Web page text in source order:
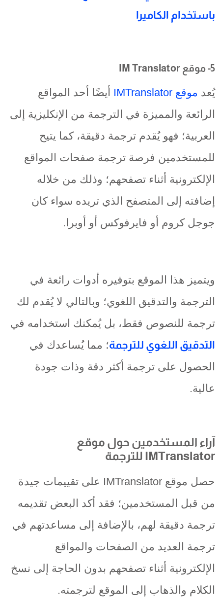
باستخدام الكاميرا
يُعدموقع IMTranslator
أيضًا أحد المواقع
الرائعة والمميزة في الترجمة من الإنكليزية إلى
العربية؛ فهو يُقدم ترجمة دقيقة، كما يتيح
للمستخدمين فرصة ترجمة صفحات المواقع
الإلكترونية أثناء تصفحهم؛ وذلك من خلاله
إضافته إلى المتصفح الذي تريده سواء كان
جوجل كروم أو فايرفوكس أو أوبرا.
ويتميز هذا الموقع بتوفيره أدوات رائعة في
الترجمة والتدقيق اللغوي؛ وبالتالي لا يُقدم لك
ترجمة للنصوص فقط، بل يُمكنك استخدامه في
التدقيق اللغوي للترجمة؛ مما يُساعدك في
الحصول على ترجمة أكثر دقة وذات جودة
عالية.
آراء المستخدمين حول موقع
IMTranslator للترجمة
حصل موقع IMTranslator على تقييمات جيدة
من قبل المستخدمين؛ فقد أكد البعض تقديمه
ترجمة دقيقة لهم، بالإضافة إلى مساعدتهم في
ترجمة العديد من الصفحات والمواقع
الإلكترونية أثناء تصفحهم بدون الحاجة إلى نسخ
الكلام والذهاب إلى الموقع لترجمته.